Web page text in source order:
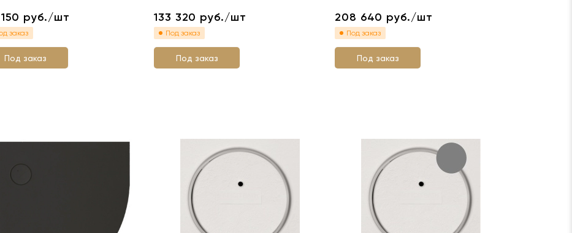
руб./шт
заказ
Под заказ
133 320 руб./шт
Под заказ
Под заказ
208 640 руб./шт
Под заказ
Под заказ